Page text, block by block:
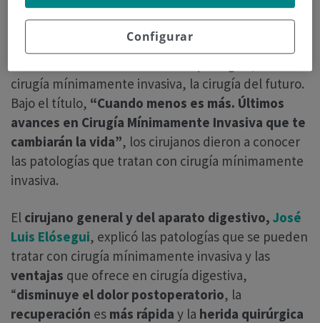
En la quinta y última charla no podía faltar un tema
cirugía mínimamente invasiva, la cirugía del futuro.
Bajo el título, “Cuando menos es más. Últimos
avances en Cirugía Mínimamente Invasiva que te
cambiarán la vida”, los cirujanos dieron a conocer
las patologías que tratan con cirugía mínimamente
invasiva.
El cirujano general y del aparato digestivo, José
Luis Elósegui, explicó las patologías que se pueden
tratar con cirugía mínimamente invasiva y las
ventajas que ofrece en cirugía digestiva,
“disminuye el dolor postoperatorio, la
recuperación es más rápida y la herida quirúrgica
Configurar